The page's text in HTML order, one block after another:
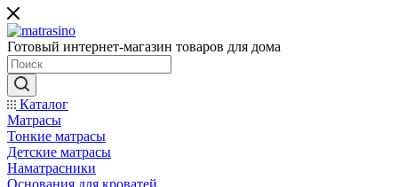
Готовый интернет-магазин товаров для дома
Каталог
Матрасы
Тонкие матрасы
Детские матрасы
Наматрасники
Основания для кроватей